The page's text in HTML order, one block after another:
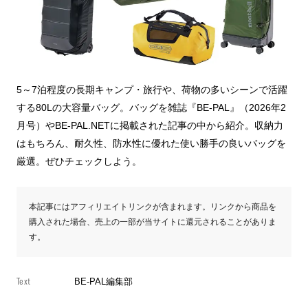
5～7泊程度の長期キャンプ・旅行や、荷物の多いシーンで活躍
する80Lの大容量バッグ。バッグを雑誌『BE-PAL』（2026年2
月号）やBE-PAL.NETに掲載された記事の中から紹介。収納力
はもちろん、耐久性、防水性に優れた使い勝手の良いバッグを
厳選。ぜひチェックしよう。
本記事にはアフィリエイトリンクが含まれます。リンクから商品を
購入された場合、売上の一部が当サイトに還元されることがありま
す。
Text BE-PAL編集部